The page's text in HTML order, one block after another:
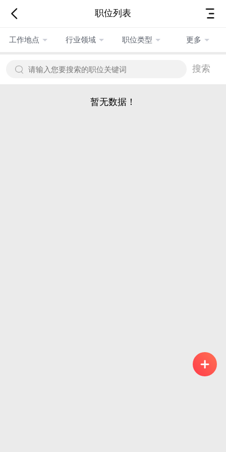
职位列表
工作地点 行业领域 职位类型 更多
搜索
暂无数据！